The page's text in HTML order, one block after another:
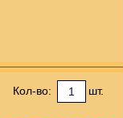
Кол-во: шт.